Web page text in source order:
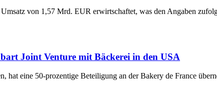
von 1,57 Mrd. EUR erwirtschaftet, was den Angaben
Joint Venture mit Bäckerei in den USA
eine 50-prozentige Beteiligung an der Bakery de France